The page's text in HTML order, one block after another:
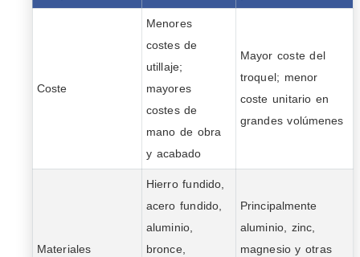
Coste
Menores
costes de
utillaje;
mayores
costes de
mano de obra
y acabado
Mayor coste del
troquel; menor
coste unitario en
grandes volúmenes
Materiales
Hierro fundido,
acero fundido,
aluminio,
bronce,
Principalmente
aluminio, zinc,
magnesio y otras